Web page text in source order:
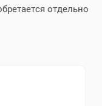
отдельно